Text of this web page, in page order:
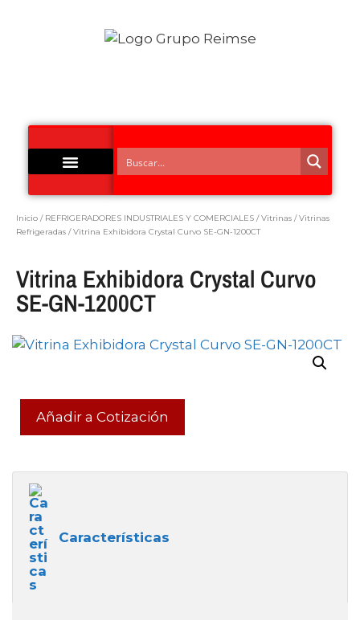
Inicio / REFRIGERADORES INDUSTRIALES Y COMERCIALES /Vitrinas /Vitrinas
Refrigeradas / Vitrina Exhibidora Crystal Curvo SE-GN-1200CT
Vitrina Exhibidora Crystal Curvo
SE-GN-1200CT
Añadir a Cotización
Características